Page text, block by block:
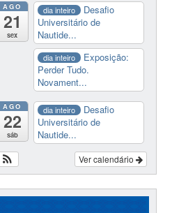
AGO
21
sex
dia inteiro
Desafio
Universitário de
Nautide...
dia inteiro
Exposição:
Perder Tudo.
Novament...
AGO
22
sáb
dia inteiro
Desafio
Universitário de
Nautide...
Ver calendário